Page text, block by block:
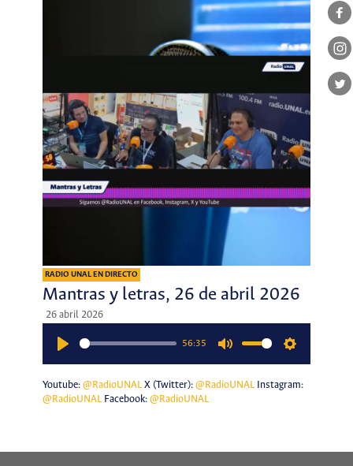
RADIO UNAL EN DIRECTO
Mantras y letras, 26 de abril 2026
26 abril 2026
56:35
Youtube: @RadioUNALX (Twitter): @RadioUNALInstagram:
@RadioUNALFacebook: @RadioUNAL